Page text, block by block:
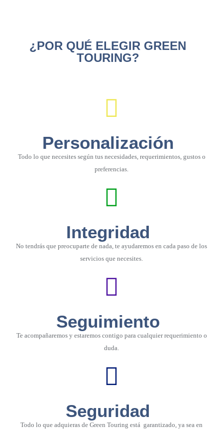
¿POR QUÉ ELEGIR GREEN
TOURING?
Personalización
Todo lo que necesites según tus necesidades, requerimientos, gustos o
preferencias.
Integridad
No tendrás que preocuparte de nada, te ayudaremos en cada paso de los
servicios que necesites.
Seguimiento
Te acompañaremos y estaremos contigo para cualquier requerimiento o
duda.
Seguridad
Todo lo que adquieras de Green Touring está garantizado, ya sea en